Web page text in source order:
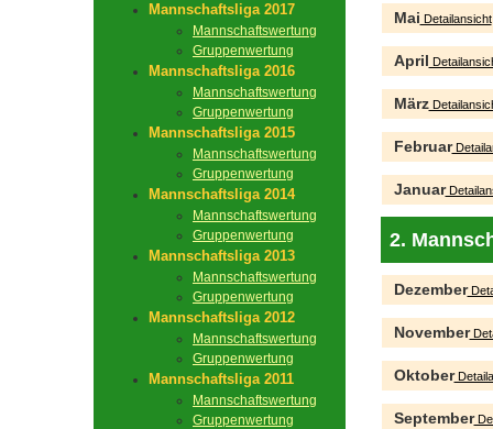
Mannschaftsliga 2017
Mannschaftswertung
Gruppenwertung
Mannschaftsliga 2016
Mannschaftswertung
Gruppenwertung
Mannschaftsliga 2015
Mannschaftswertung
Gruppenwertung
Mannschaftsliga 2014
Mannschaftswertung
Gruppenwertung
Mannschaftsliga 2013
Mannschaftswertung
Gruppenwertung
Mannschaftsliga 2012
Mannschaftswertung
Gruppenwertung
Mannschaftsliga 2011
Mannschaftswertung
Gruppenwertung
Mai Detailansicht
April
März
Februar
Januar
2.
Dezember
November
Oktober
September